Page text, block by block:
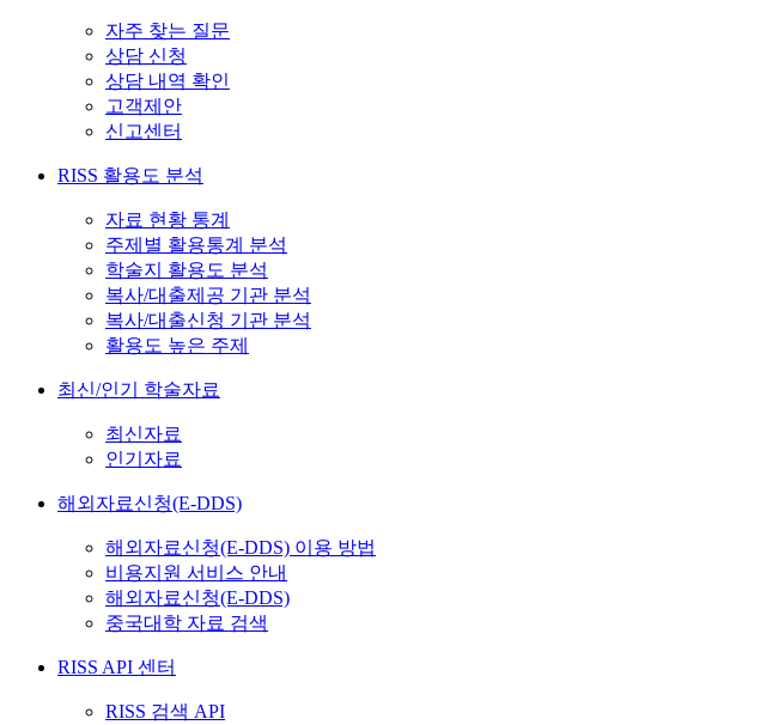
자주 찾는 질문
상담 신청
상담 내역 확인
고객제안
신고센터
RISS 활용도 분석
자료 현황 통계
주제별 활용통계 분석
학술지 활용도 분석
복사/대출제공 기관 분석
복사/대출신청 기관 분석
활용도 높은 주제
최신/인기 학술자료
최신자료
인기자료
해외자료신청(E-DDS)
해외자료신청(E-DDS) 이용 방법
비용지원 서비스 안내
해외자료신청(E-DDS)
중국대학 자료 검색
RISS API 센터
RISS 검색 API